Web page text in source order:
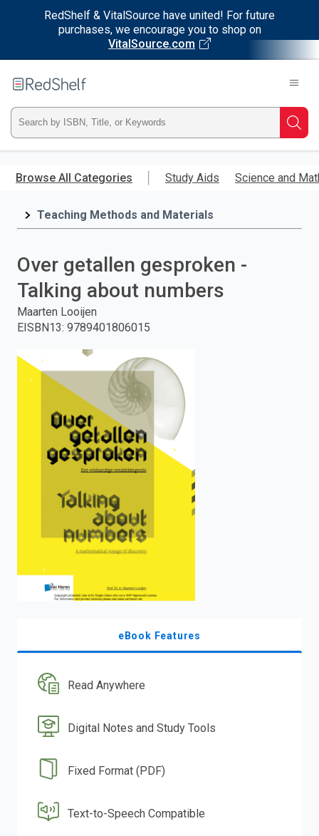
RedShelf & VitalSource have united! For future
purchases, we encourage you to shop on
VitalSource.com
main
RedShelf
Type
ISBN,
Title,
press
Browse All Categories Study Aids Science and
Teaching Methods and Materials
Over getallen gesproken -
Talking about numbers
Maarten Looijen
EISBN13: 9789401806015
eBook Features
Read Anywhere
Digital Notes and Study Tools
Fixed Format (PDF)
Text-to-Speech Compatible